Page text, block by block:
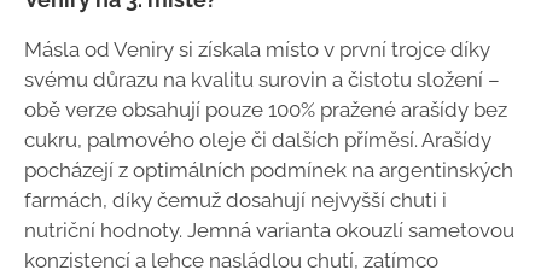
Másla od Veniry si získala místo v první trojce díky
svému důrazu na kvalitu surovin a čistotu složení –
obě verze obsahují pouze 100% pražené arašídy bez
cukru, palmového oleje či dalších příměsí. Arašídy
pocházejí z optimálních podmínek na argentinských
farmách, díky čemuž dosahují nejvyšší chuti i
nutriční hodnoty. Jemná varianta okouzlí sametovou
konzistencí a lehce nasládlou chutí, zatímco